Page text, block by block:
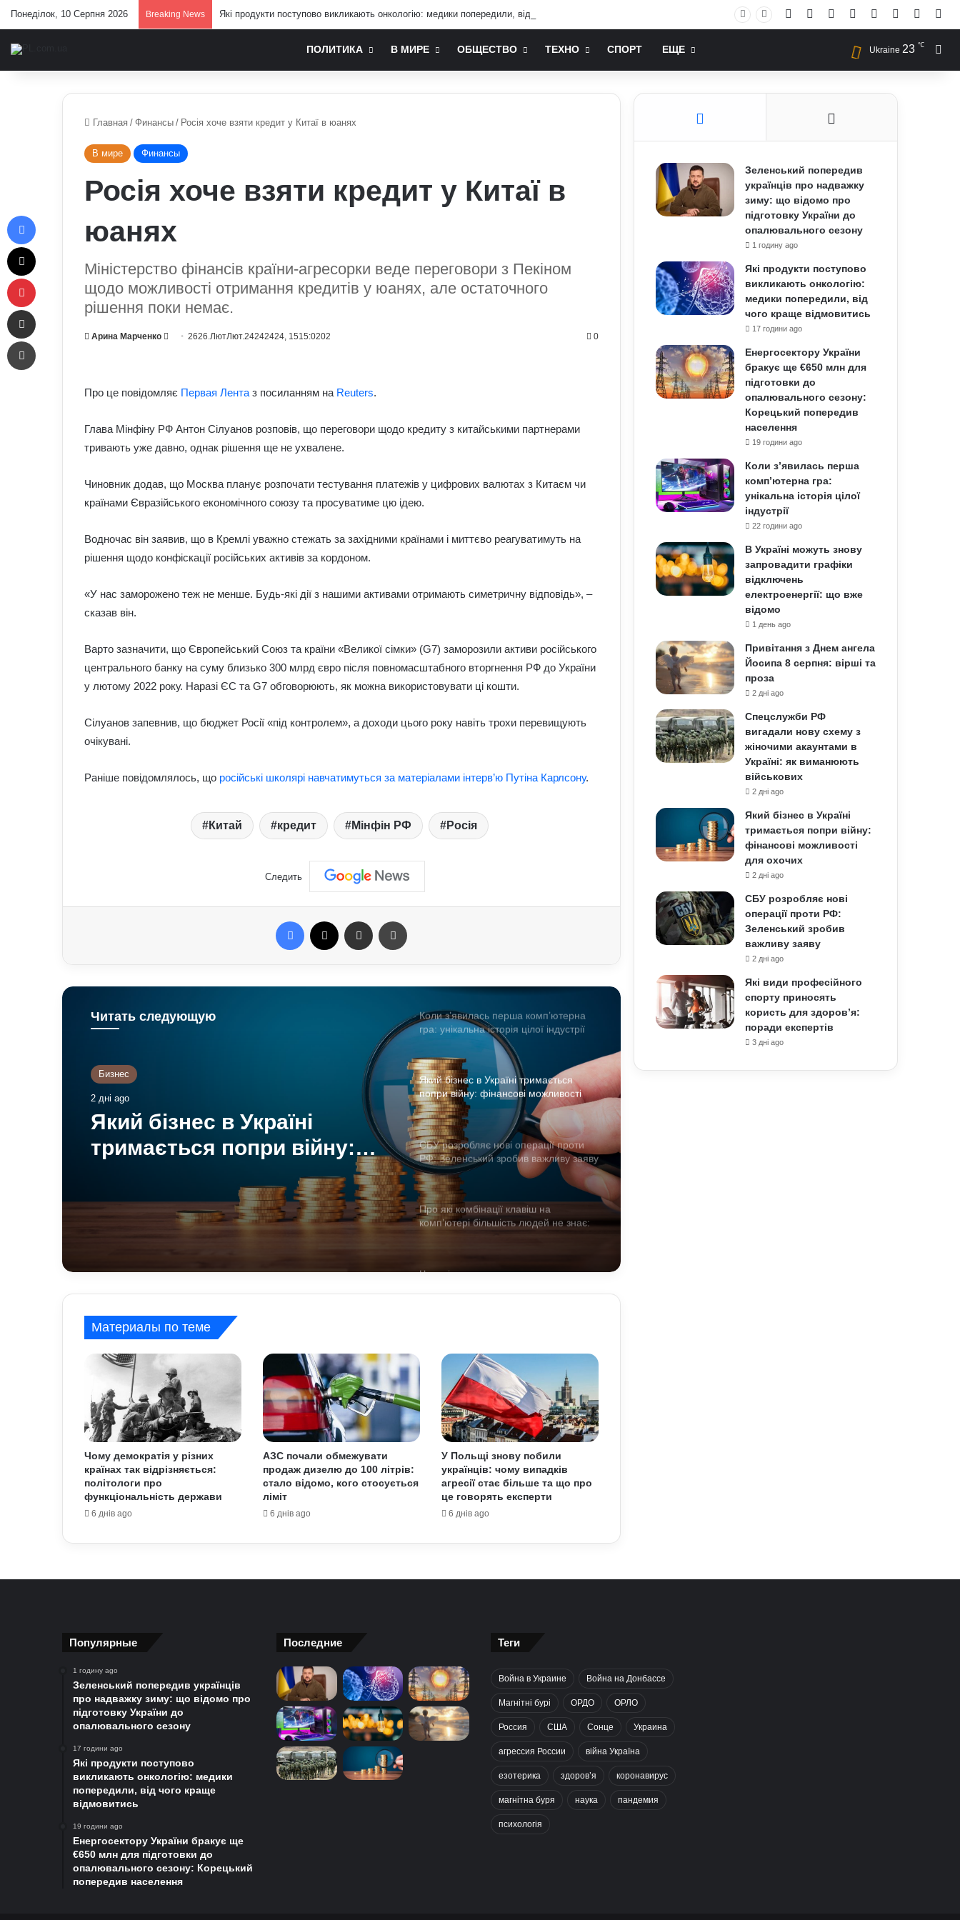
Понеділок, 10 Серпня 2026 Breaking News Які продукти поступово викликають онкологію: медики попередили, від чого краще відмовитись Facebook YouTubeInstagram
RSS Log In
ПОЛИТИКА В МИРЕ ОБЩЕСТВО ТЕХНО СПОРТ ЕЩЕ Ukraine 23 ℃
Главная / Финансы / Росія хоче взяти кредит у Китаї в юанях
В мире Финансы
Росія хоче взяти кредит у Китаї в
юанях
Міністерство фінансів країни-агресорки веде переговори з Пекіном
щодо можливості отримання кредитів у юанях, але остаточного
рішення поки немає.
Арина Марченко
Send2626.ЛютЛют.24242424, 1515:0202 0
Про це повідомляє Первая Лента з посиланням на Reuters.
Глава Мінфіну РФ Антон Сілуанов розповів, що переговори щодо кредиту з китайськими партнерами
тривають уже давно, однак рішення ще не ухвалене.
Чиновник додав, що Москва планує розпочати тестування платежів у цифрових валютах з Китаєм чи
країнами Євразійського економічного союзу та просуватиме цю ідею.
Водночас він заявив, що в Кремлі уважно стежать за західними країнами і миттєво реагуватимуть на
рішення щодо конфіскації російських активів за кордоном.
«У нас заморожено теж не менше. Будь-які дії з нашими активами отримають симетричну відповідь», –
сказав він.
Варто зазначити, що Європейський Союз та країни «Великої сімки» (G7) заморозили активи російського
центрального банку на суму близько 300 млрд євро після повномасштабного вторгнення РФ до України
у лютому 2022 року. Наразі ЄС та G7 обговорюють, як можна використовувати ці кошти.
Сілуанов запевнив, що бюджет Росії «під контролем», а доходи цього року навіть трохи перевищують
очікувані.
Раніше повідомлялось, що російські школярі навчатимуться за матеріалами інтерв’ю Путіна Карлсону.
Китай кредит Мінфін РФ Росія
Следить
Facebook Отправить e-mail
Читать следующую
Бизнес
2 дні ago
Який бізнес в Україні
тримається попри війну:
фінансові можливості для
охочих
військово-облікових документів
Чому українці обирають Німеччину
країни
увазі
Як правильно доглядати за бородою:
лайфхаки б’юті-індустрії для чоловіків
Коли з’явилась перша комп’ютерна
гра: унікальна історія цілої індустрії
Який бізнес в Україні тримається
попри війну: фінансові можливості
для охочих
СБУ розробляє нові операції проти
РФ: Зеленський зробив важливу заяву
Про які комбінації клавіш на
комп’ютері більшість людей не знає:
технічні лайфхаки
Чоловіки за кордоном не зможуть
для ПМЖ: переваги та недоліки
країни
Залужний заявив, що Україна ніколи
не вступить у НАТО: що він мав на
увазі
Як правильно доглядати за бородою:
лайфхаки б’юті-індустрії для чоловіків
гра: унікальна історія цілої індустрії
Який бізнес в Україні тримається
попри війну: фінансові можливості
РФ: Зеленський зробив важливу заяву
Материалы по теме
Чому демократія у різних
країнах так відрізняється:
політологи про
функціональність держави
6 днів ago
АЗС почали обмежувати
продаж дизелю до 100 літрів:
стало відомо, кого стосується
ліміт
6 днів ago
У Польщі знову побили
українців: чому випадків
агресії стає більше та що про
це говорять експерти
6 днів ago
Зеленський попередив
українців про надважку
зиму: що відомо про
підготовку України до
опалювального сезону
1 годину ago
Які продукти поступово
викликають онкологію:
медики попередили, від
чого краще відмовитись
17 години ago
Енергосектору України
бракує ще €650 млн для
підготовки до
опалювального сезону:
Корецький попередив
населення
19 години ago
Коли з’явилась перша
комп’ютерна гра:
унікальна історія цілої
індустрії
22 години ago
В Україні можуть знову
запровадити графіки
відключень
електроенергії: що вже
відомо
1 день ago
Привітання з Днем ангела
Йосипа 8 серпня: вірші та
проза
2 дні ago
Спецслужби РФ
вигадали нову схему з
жіночими акаунтами в
Україні: як виманюють
військових
2 дні ago
Який бізнес в Україні
тримається попри війну:
фінансові можливості
для охочих
2 дні ago
СБУ розробляє нові
операції проти РФ:
Зеленський зробив
важливу заяву
2 дні ago
Які види професійного
спорту приносять
користь для здоров’я:
поради експертів
3 дні ago
Популярные
1 годину ago
Зеленський попередив українців
про надважку зиму: що відомо про
підготовку України до
опалювального сезону
17 години ago
Які продукти поступово
викликають онкологію: медики
попередили, від чого краще
відмовитись
19 години ago
Енергосектору України бракує ще
€650 млн для підготовки до
опалювального сезону: Корецький
попередив населення
Последние Теги
Война в Украине Война на Донбассе
Магнітні бурі ОРДО ОРЛО
Россия США Сонце Украина
агрессия России війна Україна
езотерика здоров’я коронавирус
магнітна буря наука пандемия
психологія